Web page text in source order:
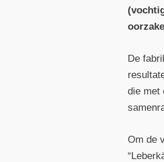
De
die met
Om de